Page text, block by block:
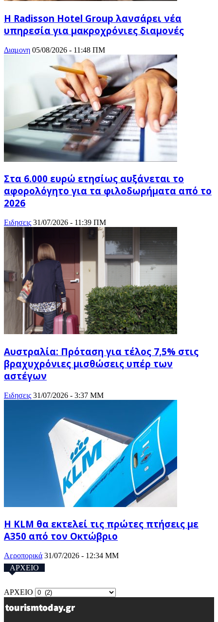
Η Radisson Hotel Group λανσάρει νέα
υπηρεσία για μακροχρόνιες διαμονές
Διαμονη 05/08/2026 - 11:48 ΠΜ
Στα 6.000 ευρώ ετησίως αυξάνεται το
αφορολόγητο για τα φιλοδωρήματα από το
2026
Ειδησεις 31/07/2026 - 11:39 ΠΜ
Αυστραλία: Πρόταση για τέλος 7,5% στις
βραχυχρόνιες μισθώσεις υπέρ των
αστέγων
Ειδησεις 31/07/2026 - 3:37 ΜΜ
Η KLM θα εκτελεί τις πρώτες πτήσεις με
A350 από τον Οκτώβριο
Αεροπορικά 31/07/2026 - 12:34 ΜΜ
ΑΡΧΕΙΟ
ΑΡΧΕΙΟ